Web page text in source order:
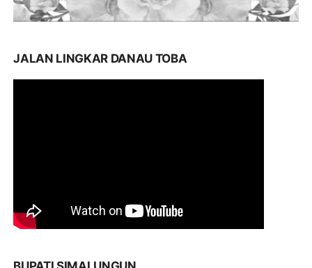
JALAN LINGKAR DANAU TOBA